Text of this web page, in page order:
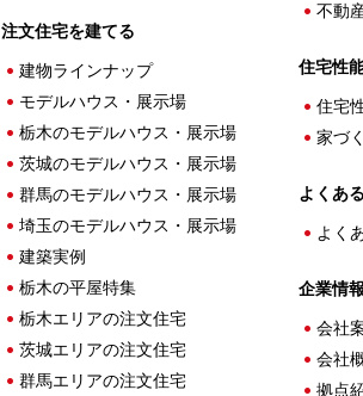
注文住宅を建てる
建物ラインナップ
モデルハウス・展示場
栃木のモデルハウス・展示場
茨城のモデルハウス・展示場
群馬のモデルハウス・展示場
埼玉のモデルハウス・展示場
建築実例
栃木の平屋特集
栃木エリアの注文住宅
茨城エリアの注文住宅
群馬エリアの注文住宅
不動
住宅性
住宅
家づ
よくあ
よく
企業情報
会社
会社
拠点